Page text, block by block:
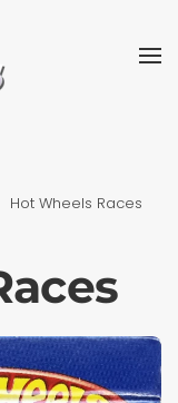
Hot Wheels Races